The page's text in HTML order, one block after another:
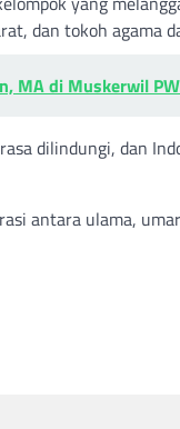
dan tokoh agama
MA di Muskerwil
dilindungi, dan
antara ulama,